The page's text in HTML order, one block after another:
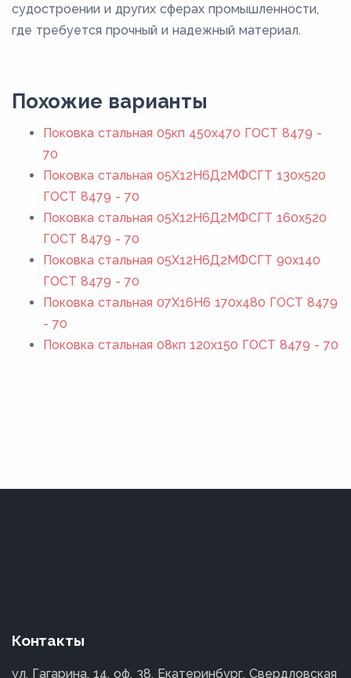
судостроении и других сферах промышленности,
где требуется прочный и надежный материал.
Похожие варианты
Поковка стальная 05кп 450x470 ГОСТ 8479 -
70
Поковка стальная 05Х12Н6Д2МФСГТ 130x520
ГОСТ 8479 - 70
Поковка стальная 05Х12Н6Д2МФСГТ 160x520
ГОСТ 8479 - 70
Поковка стальная 05Х12Н6Д2МФСГТ 90x140
ГОСТ 8479 - 70
Поковка стальная 07Х16Н6 170x480 ГОСТ 8479
- 70
Поковка стальная 08кп 120x150 ГОСТ 8479 - 70
Контакты
ул. Гагарина, 14, оф. 38, Екатеринбург, Свердловская